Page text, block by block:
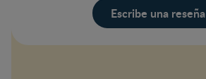
Escribe una reseña